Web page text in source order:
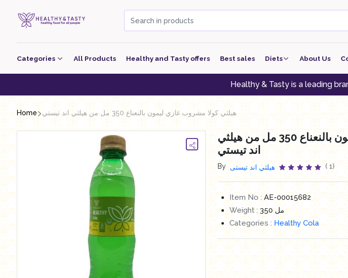
Categories
Bakery
معجنات Pastry
Nutritional Energy Bars
All Products Healthy and Tasty offers Best sales Diets
low carb
low protein
Vegan
vegeterian
About Us
Healthy & Tasty is a leading brand that
Home هيلثي كولا مشروب غازي ليمون بالنعناع 350 مل من هيلثي اند تيستي
هيلثي كولا مشروب غازي ليمون بالنعناع 350 مل من هيلثي
اند تيستي
By هيلثي اند تيستى ( 1)
Item No :AE-00015682
Weight :
350 مل
Categories :Healthy Cola